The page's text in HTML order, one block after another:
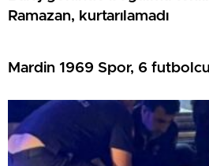
Ramazan, kurtarılamadı
Mardin 1969 Spor, 6